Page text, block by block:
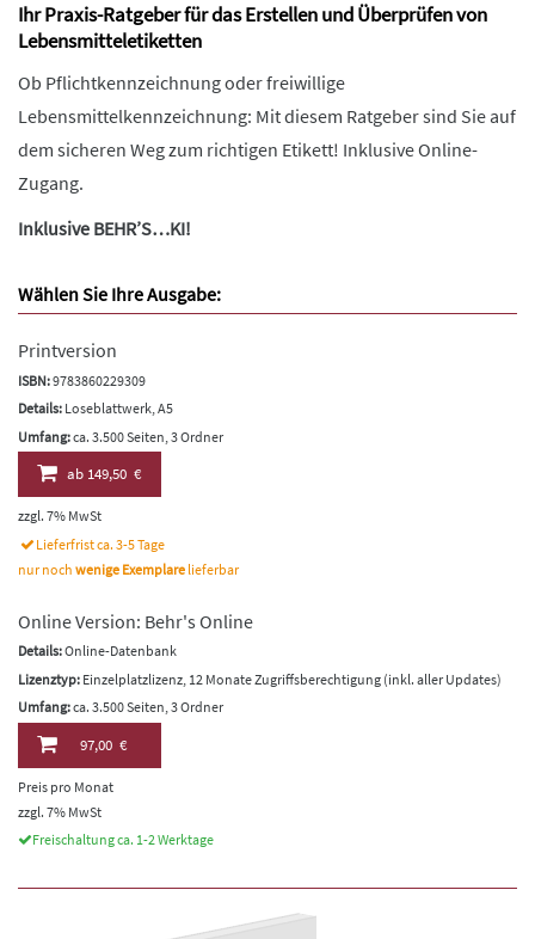
Ihr Praxis-Ratgeber für das Erstellen und Überprüfen von
Lebensmitteletiketten
Ob Pflichtkennzeichnung oder freiwillige
Lebensmittelkennzeichnung: Mit diesem Ratgeber sind Sie auf
dem sicheren Weg zum richtigen Etikett! Inklusive Online-
Zugang.
Inklusive BEHR’S…KI!
Wählen Sie Ihre Ausgabe:
Printversion
ISBN:9783860229309
Details: Loseblattwerk, A5
Umfang:ca. 3.500 Seiten, 3 Ordner
ab149,50 €
zzgl. 7% MwSt
Lieferfrist ca. 3-5 Tage
nur noch wenige Exemplare lieferbar
Online Version: Behr's Online
Details:Online-Datenbank
Lizenztyp: Einzelplatzlizenz, 12 Monate Zugriffsberechtigung (inkl. aller Updates)
Umfang:ca. 3.500 Seiten, 3 Ordner
97,00 €
Preis pro Monat
zzgl. 7% MwSt
Freischaltung ca. 1-2 Werktage